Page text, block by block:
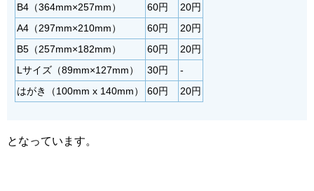
B4（364mm×257mm） 60円
20円
A4（297mm×210mm）
60円
20円
B5（257mm×182mm）
60円
20円
Lサイズ（89mm×127mm）
30円
-
はがき（100mm x 140mm）
60円 20円
となっています。